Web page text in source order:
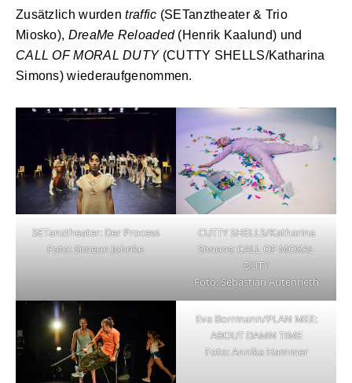
Zusätzlich wurdentraffic (SETanztheater & Trio
Miosko), DreaMe Reloaded(Henrik Kaalund) und
CALL OF MORAL DUTY(CUTTY SHELLS/Katharina
Simons) wiederaufgenommen.
SETanztheater: Der Process
Foto: Simeon Johnke
CUTTY SHELLS/Katharina
Simons: CALL OF MORAL
DUTY
Foto: Sebastian Autenrieth
Eva Borrmann/PLAN MEE:
ABOUT DAMN TIME
Foto: Annika Hammer